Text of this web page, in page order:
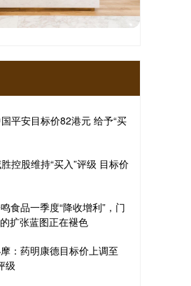
平安目标价82港元 给予“买
控股维持“买入”评级 目标价
食品一季度“降收增利”，门
扩张蓝图正在褪色
：药明康德目标价上调至
级